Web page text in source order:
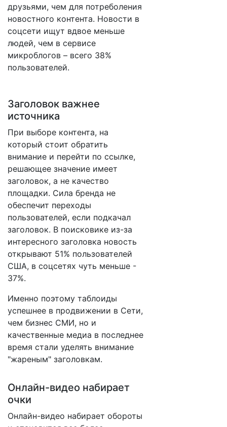
друзьями, чем для потреболения
новостного контента. Новости в
соцсети ищут вдвое меньше
людей, чем в сервисе
микроблогов – всего 38%
пользователей.
Заголовок важнее
источника
При выборе контента, на
который стоит обратить
внимание и перейти по ссылке,
решающее значение имеет
заголовок, а не качество
площадки. Сила бренда не
обеспечит переходы
пользователей, если подкачал
заголовок. В поисковике из-за
интересного заголовка новость
открывают 51% пользователей
США, в соцсетях чуть меньше -
37%.
Именно поэтому таблоиды
успешнее в продвижении в Сети,
чем бизнес СМИ, но и
качественные медиа в последнее
время стали уделять внимание
"жареным" заголовкам.
Онлайн-видео набирает
очки
Онлайн-видео набирает обороты